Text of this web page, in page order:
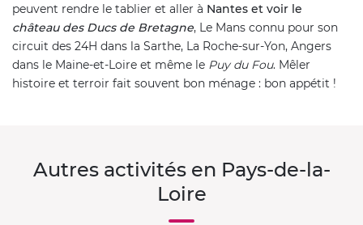
peuvent rendre le tablier et aller à Nantes et voir le
château des Ducs de Bretagne, Le Mans connu pour son
circuit des 24H dans la Sarthe, La Roche-sur-Yon, Angers
dans le Maine-et-Loire et même le Puy du Fou. Mêler
histoire et terroir fait souvent bon ménage : bon appétit !
Autres activités en Pays-de-la-
Loire